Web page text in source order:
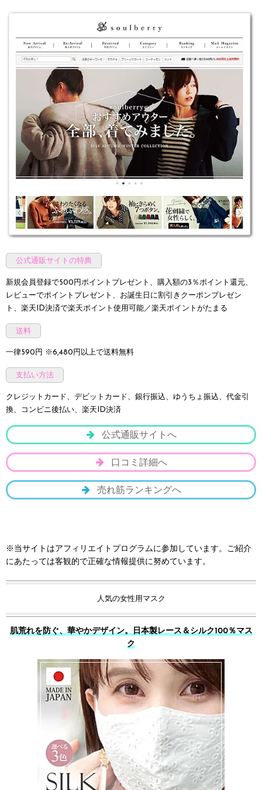
公式通販サイトの特典
新規会員登録で500円ポイントプレゼント、購入額の3％ポイント還元、
レビューでポイントプレゼント、お誕生日に割引きクーポンプレゼン
ト、楽天ID決済で楽天ポイント使用可能／楽天ポイントがたまる
送料
一律590円 ※6,480円以上で送料無料
支払い方法
クレジットカード、デビットカード、銀行振込、ゆうちょ振込、代金引
換、コンビニ後払い、楽天ID決済
公式通販サイトへ
口コミ詳細へ
売れ筋ランキングへ
※当サイトはアフィリエイトプログラムに参加しています。ご紹介
にあたっては客観的で正確な情報提供に努めています。
人気の女性用マスク
肌荒れを防ぐ、華やかデザイン。日本製レース＆シルク100％マス
ク